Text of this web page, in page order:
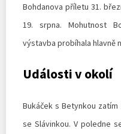
Bohdanova příletu 31.
19. srpna. Mohutnost
výstavba probíhala hlavně
Události v okolí
Bukáček s Betynkou
se Slávinkou. V poledne